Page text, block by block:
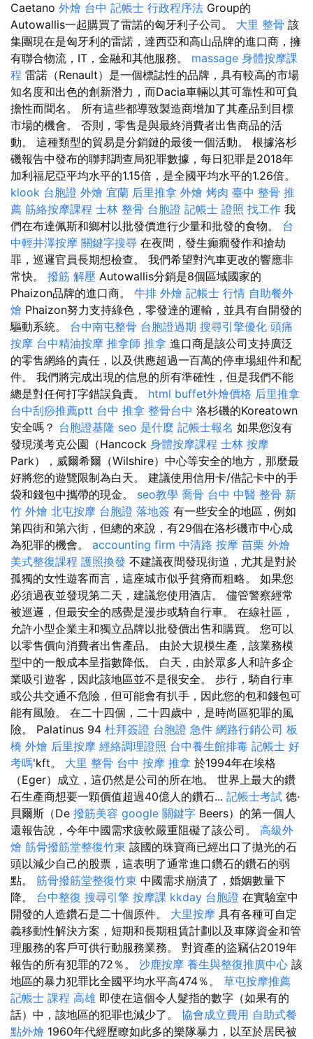
Caetano 外燴 台中 記帳士 行政程序法 Group的
Autowallis一起購買了雷諾的匈牙利子公司。 大里 整骨 該
集團現在是匈牙利的雷諾，達西亞和高山品牌的進口商，擁
有聯合物流，IT，金融和其他服務。 massage 身體按摩課
程 雷諾（Renault）是一個標誌性的品牌，具有較高的市場
知名度和出色的創新潛力，而Dacia車輛以其可靠性和可負
擔性而聞名。 所有這些都導致製造商增加了其產品到目標
市場的機會。 否則，零售是與最終消費者出售商品的活
動。 這種類型的貿易是分銷鏈的最後一個活動。 根據洛杉
磯報告中發布的聯邦調查局犯罪數據，每日犯罪是2018年
加利福尼亞平均水平的1.15倍，是全國平均水平的1.26倍。
klook 台胞證 外燴 宜蘭 后里推拿 外燴 烤肉 臺中 整骨 推
薦 筋絡按摩課程 士林 整骨 台胞證 記帳士 證照 找工作 我
們在布達佩斯和鄉村以批發價進行少量和批發的食物。 台
中輕井澤按摩 關鍵字搜尋 在夜間，發生癲癇發作和搶劫
罪，巡邏官員長期想檢查。 我們希望對汽車更改的響應非
常快。 撥筋 解壓 Autowallis分銷是8個區域國家的
Phaizon品牌的進口商。 牛排 外燴 記帳士 行情 自助餐外
燴 Phaizon努力支持綠色，零發達的運輸，並具有自開發的
驅動系統。 台中南屯整骨 台胞證過期 搜尋引擎優化 頭痛
按摩 台中精油按摩 推拿師 推拿 進口商是該公司支持廣泛
的零售網絡的責任，以及供應超過一百萬的停車場組件和配
件。 我們將完成出現的信息的所有準確性，但是我們不能
總是對任何打字錯誤負責。 html buffet外燴價格 后里推拿
台中刮痧推薦ptt 台中 推拿 整骨台中 洛杉磯的Koreatown
安全嗎？ 台胞證基隆 seo 是什麼 記帳士報名 如果您沒有
發現漢考克公園（Hancock 身體按摩課程 士林 按摩
Park），威爾希爾（Wilshire）中心等安全的地方，那麼最
好將您的遊覽限制為白天。 建議使用信用卡/借記卡中的手
袋和錢包中攜帶的現金。 seo教學 喬骨 台中 中醫 整骨 新
竹 外燴 北屯按摩 台胞證 落地簽 有一些安全的地區，例如
第四街和第六街，但總的來說，有29個在洛杉磯市中心成
為犯罪的機會。 accounting firm 中清路 按摩 苗栗 外燴
美式整復課程 護照換發 不建議夜間發現街道，尤其是對於
孤獨的女性遊客而言，這座城市似乎貧瘠而粗略。 如果您
必須過夜並發現第二天，建議您使用酒店。 儘管警察經常
被巡邏，但最安全的感覺是漫步或騎自行車。 在線社區，
允許小型企業主和獨立品牌以批發價出售和購買。 您可以
以零售價向消費者出售產品。 由於大規模生產，該業務模
型中的一般成本呈指數降低。 白天，由於眾多人和許多企
業吸引遊客，因此該地區並不是很安全。 步行，騎自行車
或公共交通不危險，但可能會有扒手，因此您的包和錢包可
能有風險。 在二十四個，二十四歲中，是時尚區犯罪的風
險。 Palatinus 94 杜拜簽證 台胞證 急件 網路行銷公司 板
橋 外燴 后里按摩 經絡調理證照 台中養生館排毒 記帳士 好
考嗎'kft。 大里 整骨 台中 按摩 推拿 於1994年在埃格
（Eger）成立，這仍然是公司的所在地。 世界上最大的鑽
石生產商想要一顆價值超過40億人的鑽石... 記帳士考試 德·
貝爾斯（De 撥筋美容 google 關鍵字 Beers）的第一個人
還報告說，今年中國需求疲軟嚴重阻礙了該公司。 高級外
燴 筋骨撥筋堂整復竹東 該國的珠寶商已經出口了拋光的石
頭以減少自己的股票，這表明了通常進口鑽石的鑽石的弱
點。 筋骨撥筋堂整復竹東 中國需求崩潰了，婚姻數量下
降。 台中整復 搜尋引擎 按摩課 kkday 台胞證 在實驗室中
開發的人造鑽石是二十個原件。 大里按摩 具有各種可自定
義移動性解決方案，短期和長期租賃計劃以及車隊資金和管
理服務的客戶可供行動服務業務。 對資產的盜竊佔2019年
報告的所有犯罪的72％。 沙鹿按摩 養生與整復推廣中心 該
地區的暴力犯罪比全國平均水平高474％。 草屯按摩推薦
記帳士 課程 高雄 即使在這個令人髮指的數字（如果有的
話）中，該地區的犯罪也減少了。 協會成立費用 自助式餐
點外燴 1960年代經歷瞭如此多的樂隊暴力，以至於居民被